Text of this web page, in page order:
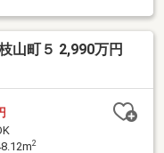
張替え ハウスクリー
通＞ 阪急電鉄京都線
歩3分＜周辺施設＞
4分） 「京都市立大枝
山町５ 2,990万円
2